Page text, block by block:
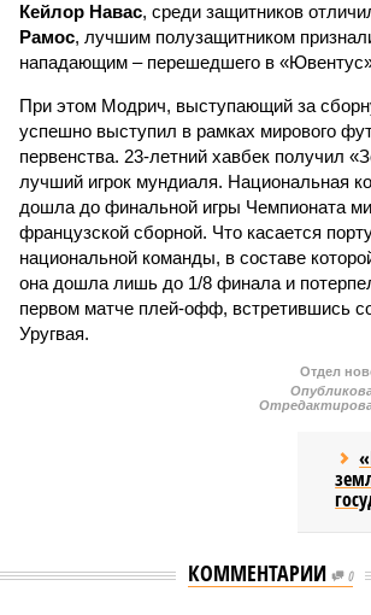
Кейлор Навас, среди защитников
Рамос, лучшим полузащитником
нападающим – перешедшего в
При этом Модрич, выступающий за
успешно выступил в рамках мирового
первенства. 23-летний хавбек получил
лучший игрок мундиаля. Национальная
дошла до финальной игры Чемпионата
французской сборной. Что касается
национальной команды, в составе
она дошла лишь до 1/8 финала и
первом матче плей-офф, встретившись
Уругвая.
Отдел
КОММЕНТАРИИ 0